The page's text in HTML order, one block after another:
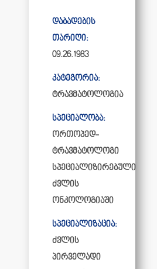
დაბადების
თარიღი:
09.26.1983
კატეგორია:
ტრავმატოლოგია
სპეციალობა:
ორთოპედ-
ტრავმატოლოგი
სპეციალიზირებული
ძვლის
ონკოლოგიაში
სპეციალიზაცია:
ძვლის
პირველადი